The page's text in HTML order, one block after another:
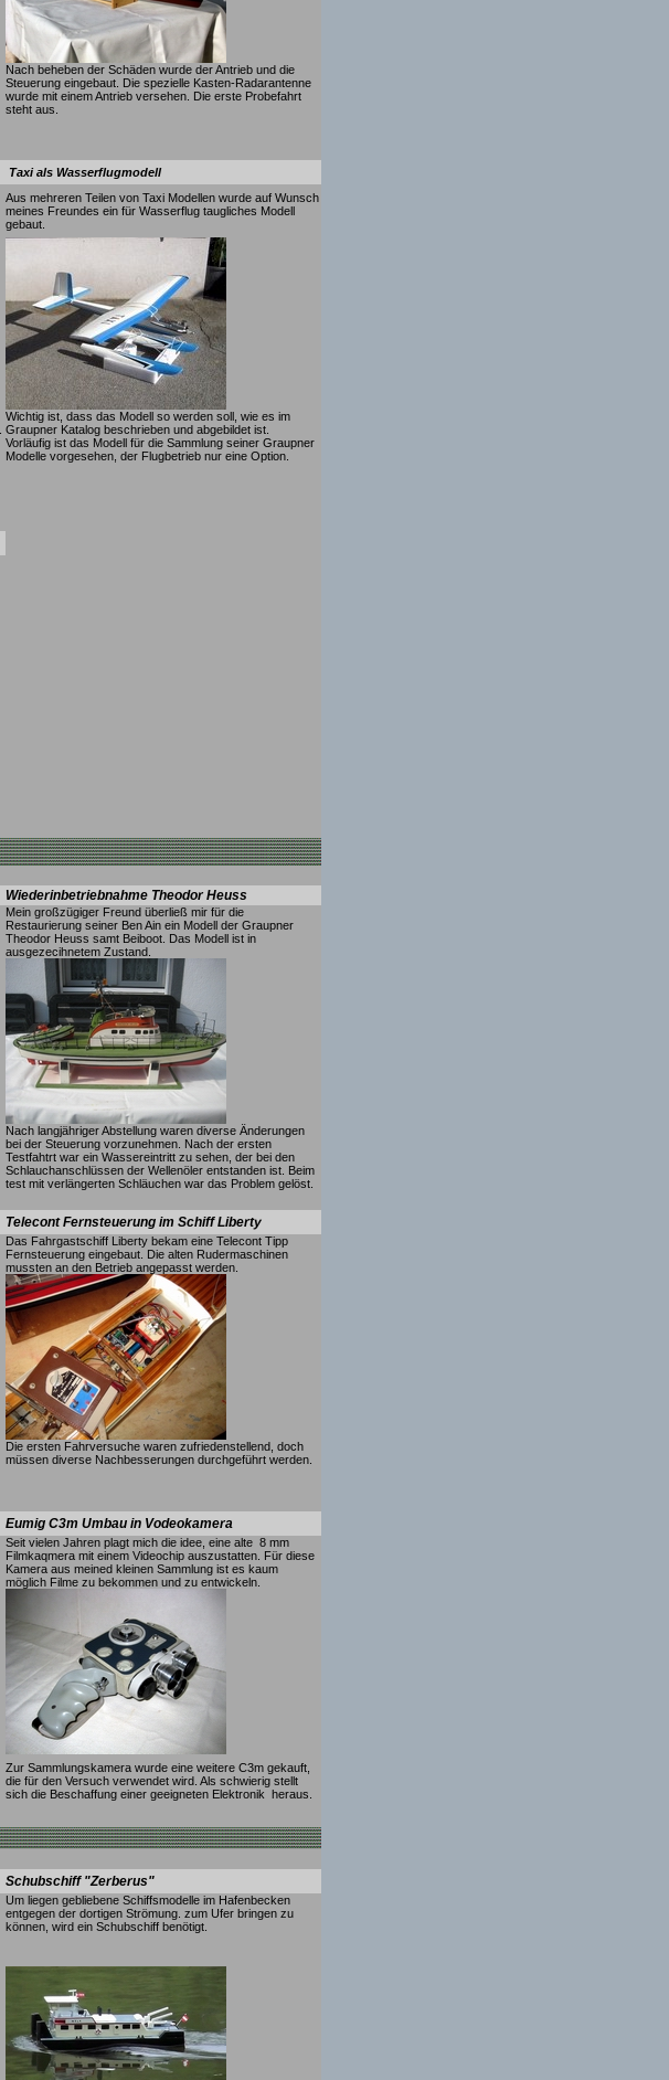
Nach beheben der Schäden wurde der Antrieb und die
Steuerung eingebaut. Die spezielle Kasten-Radarantenne
wurde mit einem Antrieb versehen. Die erste Probefahrt
steht aus.
Taxi als Wasserflugmodell
Aus mehreren Teilen von Taxi Modellen wurde auf Wunsch
meines Freundes ein für Wasserflug taugliches Modell
gebaut.
Wichtig ist, dass das Modell so werden soll, wie es im
Graupner Katalog beschrieben und abgebildet ist.
Vorläufig ist das Modell für die Sammlung seiner Graupner
Modelle vorgesehen, der Flugbetrieb nur eine Option.
Wiederinbetriebnahme Theodor Heuss
Mein großzügiger Freund überließ mir für die
Restaurierung seiner Ben Ain ein Modell der Graupner
Theodor Heuss samt Beiboot. Das Modell ist in
ausgezecihnetem Zustand.
Nach langjähriger Abstellung waren diverse Änderungen
bei der Steuerung vorzunehmen. Nach der ersten
Testfahtrt war ein Wassereintritt zu sehen, der bei den
Schlauchanschlüssen der Wellenöler entstanden ist. Beim
test mit verlängerten Schläuchen war das Problem gelöst.
Telecont Fernsteuerung im Schiff Liberty
Das Fahrgastschiff Liberty bekam eine Telecont Tipp
Fernsteuerung eingebaut. Die alten Rudermaschinen
mussten an den Betrieb angepasst werden.
Die ersten Fahrversuche waren zufriedenstellend, doch
müssen diverse Nachbesserungen durchgeführt werden.
Eumig C3m Umbau in Vodeokamera
Seit vielen Jahren plagt mich die idee, eine alte 8 mm
Filmkaqmera mit einem Videochip auszustatten. Für diese
Kamera aus meined kleinen Sammlung ist es kaum
möglich Filme zu bekommen und zu entwickeln.
Zur Sammlungskamera wurde eine weitere C3m gekauft,
die für den Versuch verwendet wird. Als schwierig stellt
sich die Beschaffung einer geeigneten Elektronik heraus.
Schubschiff "Zerberus"
Um liegen gebliebene Schiffsmodelle im Hafenbecken
entgegen der dortigen Strömung. zum Ufer bringen zu
können, wird ein Schubschiff benötigt.